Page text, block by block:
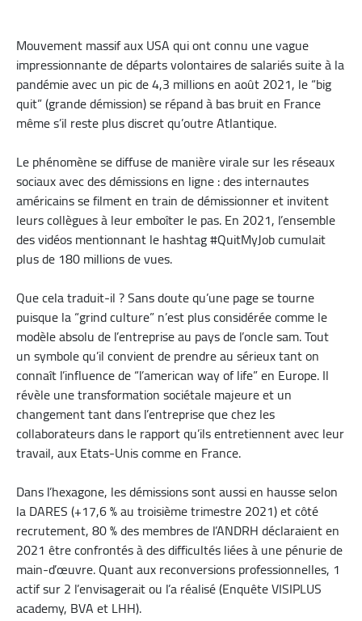
Mouvement massif aux USA qui ont connu une vague
impressionnante de départs volontaires de salariés suite à la
pandémie avec un pic de 4,3 millions en août 2021, le “big
quit” (grande démission) se répand à bas bruit en France
même s’il reste plus discret qu’outre Atlantique.
Le phénomène se diffuse de manière virale sur les réseaux
sociaux avec des démissions en ligne : des internautes
américains se filment en train de démissionner et invitent
leurs collègues à leur emboîter le pas. En 2021, l’ensemble
des vidéos mentionnant le hashtag #QuitMyJob cumulait
plus de 180 millions de vues.
Que cela traduit-il ? Sans doute qu’une page se tourne
puisque la “grind culture” n’est plus considérée comme le
modèle absolu de l’entreprise au pays de l’oncle sam. Tout
un symbole qu’il convient de prendre au sérieux tant on
connaît l’influence de “l’american way of life” en Europe. Il
révèle une transformation sociétale majeure et un
changement tant dans l’entreprise que chez les
collaborateurs dans le rapport qu’ils entretiennent avec leur
travail, aux Etats-Unis comme en France.
Dans l’hexagone, les démissions sont aussi en hausse selon
la DARES (+17,6 % au troisième trimestre 2021) et côté
recrutement, 80 % des membres de l’ANDRH déclaraient en
2021 être confrontés à des difficultés liées à une pénurie de
main-d’œuvre. Quant aux reconversions professionnelles, 1
actif sur 2 l’envisagerait ou l’a réalisé (Enquête VISIPLUS
academy, BVA et LHH).